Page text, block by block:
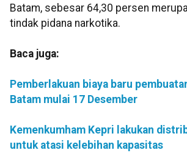
Batam, sebesar 64,30 persen
tindak pidana narkotika.
Baca juga:
Pemberlakuan biaya baru
Batam mulai 17 Desember
Kemenkumham Kepri lakukan
untuk atasi kelebihan kapasitas